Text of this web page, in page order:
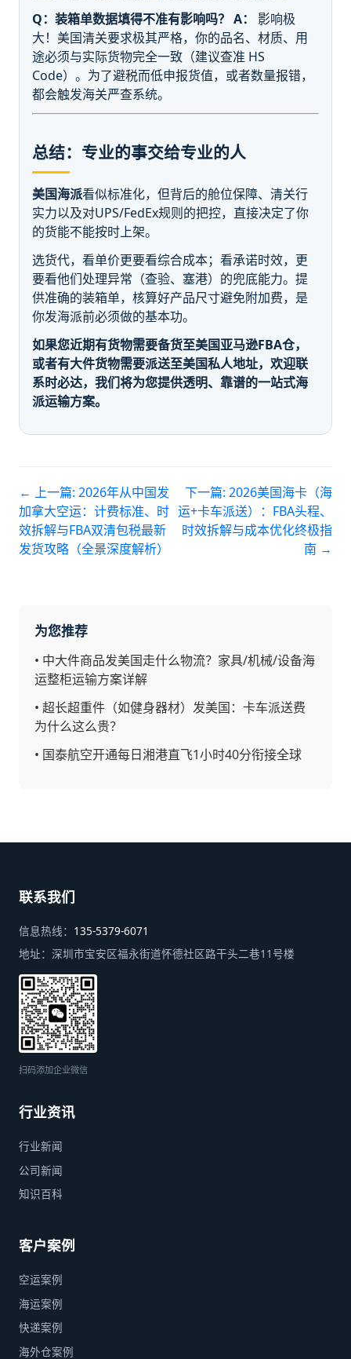
Q：装箱单数据填得不准有影响吗？ A：
影响极
大！美国清关要求极其严格，你的品名、材质、用
途必须与实际货物完全一致（建议查准 HS
Code）。为了避税而低申报货值，或者数量报错，
都会触发海关严查系统。
总结：专业的事交给专业的人
美国海派看似标准化，但背后的舱位保障、清关行
实力以及对UPS/FedEx规则的把控，直接决定了你
的货能不能按时上架。
选货代，看单价更要看综合成本；看承诺时效，更
要看他们处理异常（查验、塞港）的兜底能力。提
供准确的装箱单，核算好产品尺寸避免附加费，是
你发海派前必须做的基本功。
如果您近期有货物需要备货至美国亚马逊FBA仓，
或者有大件货物需要派送至美国私人地址，欢迎联
系时必达，我们将为您提供透明、靠谱的一站式海
派运输方案。
← 上一篇: 2026年从中国发
加拿大空运：计费标准、时
效拆解与FBA双清包税最新
发货攻略（全景深度解析）
下一篇: 2026美国海卡（海
运+卡车派送）：FBA头程、
时效拆解与成本优化终极指
南 →
为您推荐
• 中大件商品发美国走什么物流？家具/机械/设备海
运整柜运输方案详解
• 超长超重件（如健身器材）发美国：卡车派送费
为什么这么贵？
• 国泰航空开通每日湘港直飞1小时40分衔接全球
联系我们
信息热线： 135-5379-6071
地址： 深圳市宝安区福永街道怀德社区路干头二巷11号楼
扫码添加企业微信
行业资讯
行业新闻
公司新闻
知识百科
客户案例
空运案例
海运案例
快递案例
海外仓案例